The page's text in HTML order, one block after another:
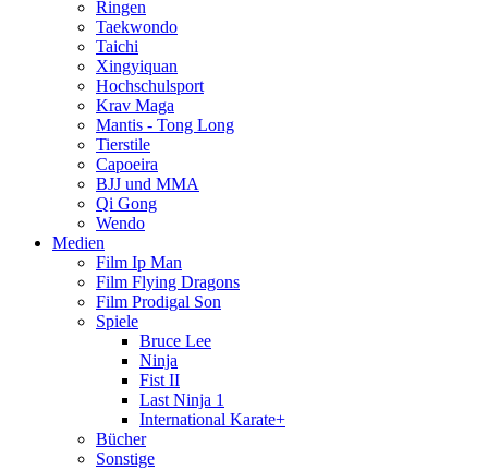
Ringen
Taekwondo
Taichi
Xingyiquan
Hochschulsport
Krav Maga
Mantis - Tong Long
Tierstile
Capoeira
BJJ und MMA
Qi Gong
Wendo
Medien
Film Ip Man
Film Flying Dragons
Film Prodigal Son
Spiele
Bruce Lee
Ninja
Fist II
Last Ninja 1
International Karate+
Bücher
Sonstige